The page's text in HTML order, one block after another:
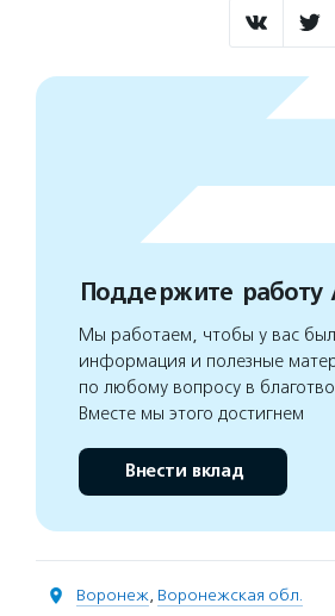
Поддержите работу
Мы работаем, чтобы у вас
информация и полезные
по любому вопросу в
Вместе мы этого достигнем
Внести вклад
Воронеж, Воронежская обл.